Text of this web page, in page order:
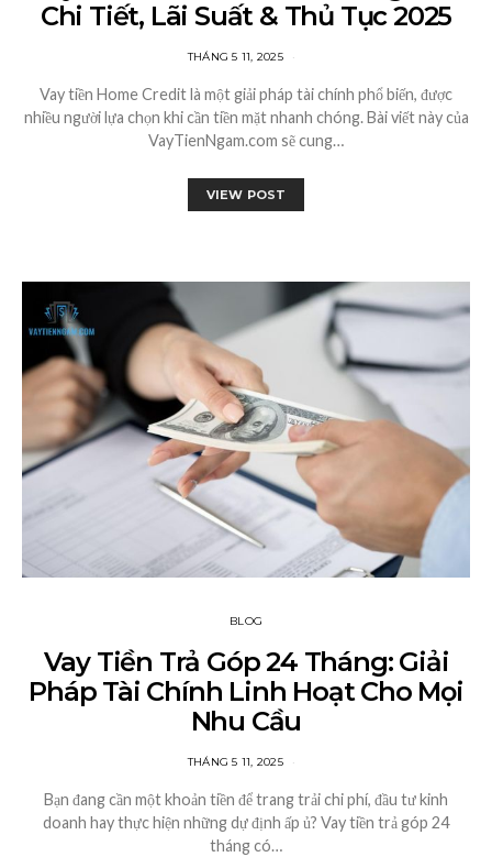
Chi Tiết, Lãi Suất & Thủ Tục 2025
THÁNG 5 11, 2025
Vay tiền Home Credit là một giải pháp tài chính phổ biến, được
nhiều người lựa chọn khi cần tiền mặt nhanh chóng. Bài viết này của
VayTienNgam.com sẽ cung…
VIEW POST
BLOG
Vay Tiền Trả Góp 24 Tháng: Giải
Pháp Tài Chính Linh Hoạt Cho Mọi
Nhu Cầu
THÁNG 5 11, 2025
Bạn đang cần một khoản tiền để trang trải chi phí, đầu tư kinh
doanh hay thực hiện những dự định ấp ủ? Vay tiền trả góp 24
tháng có…